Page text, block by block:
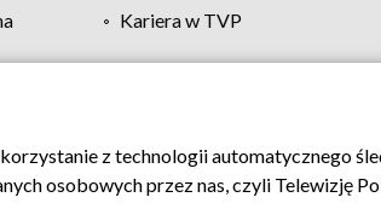
Kariera w TVP
prywatności Moje zgody Pomoc
z technologii automatycznego
osobowych przez nas, czyli Telewizję